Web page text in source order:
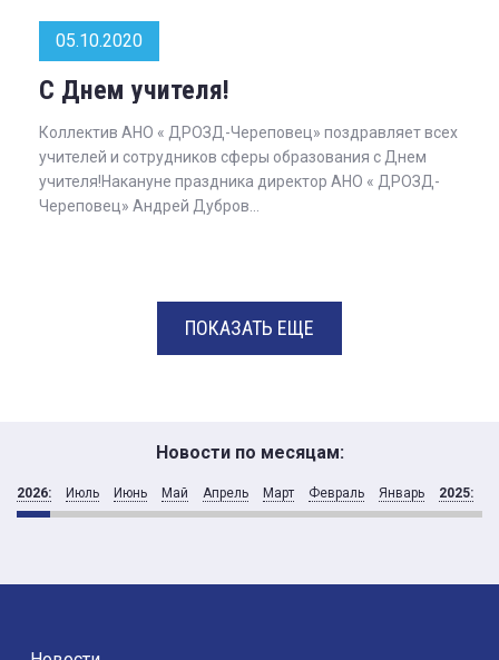
05.10.2020
С Днем учителя!
Коллектив АНО « ДРОЗД-Череповец» поздравляет всех
учителей и сотрудников сферы образования с Днем
учителя!Накануне праздника директор АНО « ДРОЗД-
Череповец» Андрей Дубров...
ПОКАЗАТЬ ЕЩЕ
Новости по месяцам:
2026: Июль Июнь Май Апрель Март Февраль Январь 2025: